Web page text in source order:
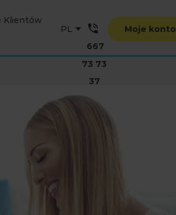
Klientów
667
73 73
37
Moje konto